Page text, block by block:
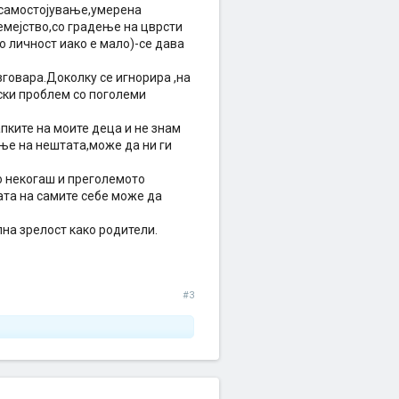
градење на цврсти
личност иако е мало)-се дава
се игнорира ,на
проблем со поголеми
на моите деца и не знам
на нештата,може да ни ги
некогаш и преголемото
на самите себе може да
зрелост како родители.
#3